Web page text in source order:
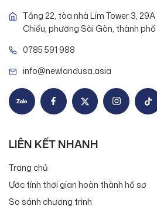
Tầng 22, tòa nhà Lim Tower 3,
Chiểu, phường Sài Gòn, thành
0785 591 988
info@newlandusa.asia
LIÊN KẾT NHANH
Trang chủ
Ước tính thời gian hoàn thành hồ sơ
So sánh chương trình